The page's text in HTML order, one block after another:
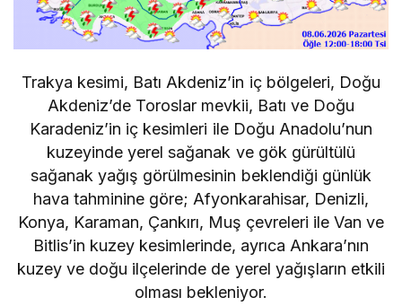
Trakya kesimi, Batı Akdeniz’in iç bölgeleri, Doğu
Akdeniz’de Toroslar mevkii, Batı ve Doğu
Karadeniz’in iç kesimleri ile Doğu Anadolu’nun
kuzeyinde yerel sağanak ve gök gürültülü
sağanak yağış görülmesinin beklendiği günlük
hava tahminine göre; Afyonkarahisar, Denizli,
Konya, Karaman, Çankırı, Muş çevreleri ile Van ve
Bitlis’in kuzey kesimlerinde, ayrıca Ankara’nın
kuzey ve doğu ilçelerinde de yerel yağışların etkili
olması bekleniyor.